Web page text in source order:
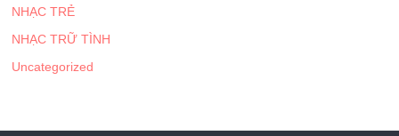
NHẠC TRẺ
NHẠC TRỮ TÌNH
Uncategorized